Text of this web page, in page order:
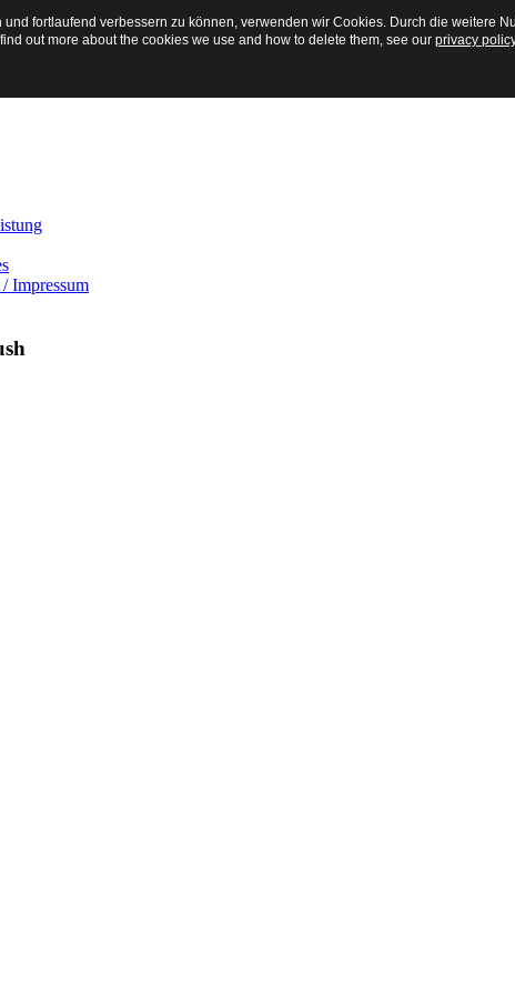
Impressum
fortlaufend verbessern zu können, verwenden wir Cookies. Durch die weitere
out more about the cookies we use and how to delete them, see our privacy policy